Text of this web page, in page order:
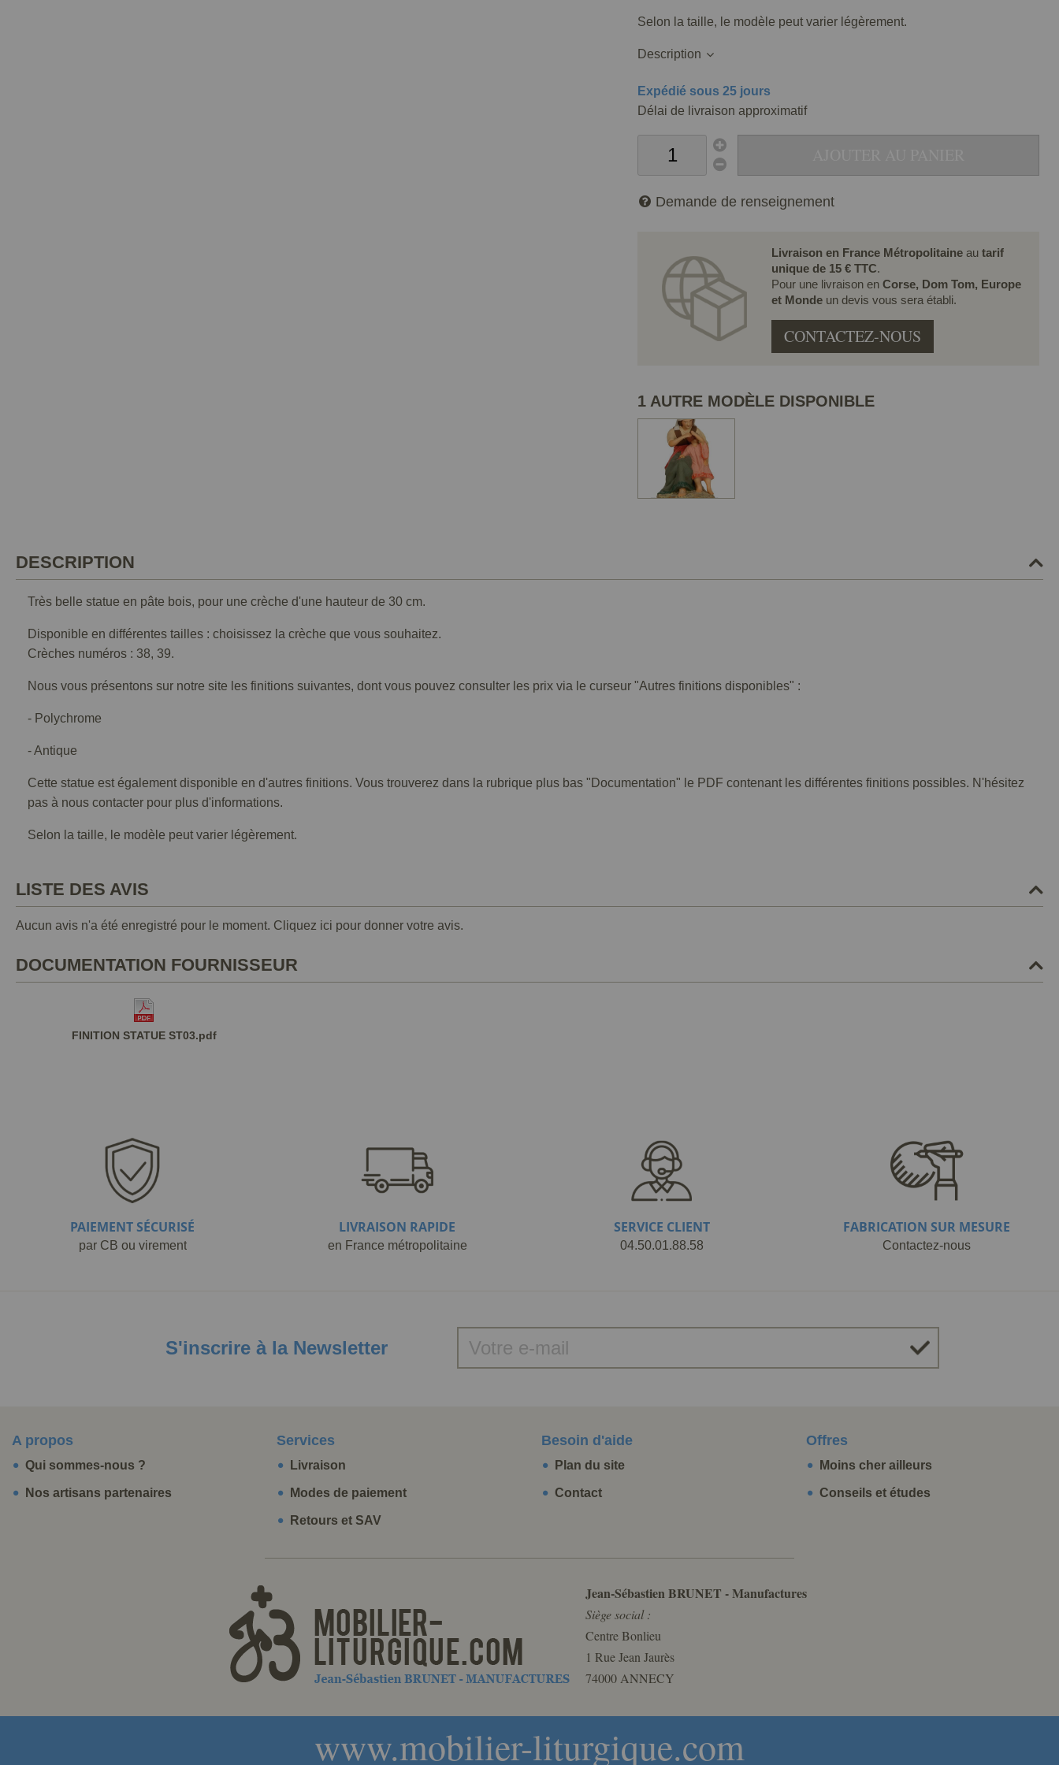
Selon la taille, le modèle peut varier légèrement.
Description
Expédié sous 25 jours
Délai de livraison approximatif
Demande de renseignement
Livraison en France Métropolitaineau tarif
unique de 15 € TTC.
Pour une livraison en Corse, Dom Tom, Europe
et Monde un devis vous sera établi.
CONTACTEZ-NOUS
1 AUTRE MODÈLE DISPONIBLE
DESCRIPTION
Très belle statue en pâte bois, pour une crèche d'une hauteur de 30 cm.
Disponible en différentes tailles : choisissez la crèche que vous souhaitez.
Crèches numéros : 38, 39.
Nous vous présentons sur notre site les finitions suivantes, dont vous pouvez consulter les prix via le curseur "Autres finitions disponibles" :
- Polychrome
- Antique
Cette statue est également disponible en d'autres finitions. Vous trouverez dans la rubrique plus bas "Documentation" le PDF contenant les différentes finitions possibles. N'hésitez
pas à nous contacter pour plus d'informations.
Selon la taille, le modèle peut varier légèrement.
LISTE DES AVIS
Aucun avis n'a été enregistré pour le moment. Cliquez ici pour donner votre avis.
DOCUMENTATION FOURNISSEUR
FINITION STATUE ST03.pdf
PAIEMENT SÉCURISÉ
par CB ou virement
LIVRAISON RAPIDE
en France métropolitaine
SERVICE CLIENT
04.50.01.88.58
FABRICATION SUR MESURE
Contactez-nous
S'inscrire à la Newsletter
A propos
Qui sommes-nous ?
Nos artisans partenaires
Services
Livraison
Modes de paiement
Retours et SAV
Besoin d'aide
Plan du site
Contact
Offres
Moins cher ailleurs
Conseils et études
Jean-Sébastien BRUNET - Manufactures
Siège social :
Centre Bonlieu
1 Rue Jean Jaurès
74000 ANNECY
www.mobilier-liturgique.com